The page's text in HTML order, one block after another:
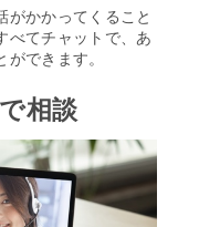
がかかってくること
べてチャットで、あ
できます。
相談